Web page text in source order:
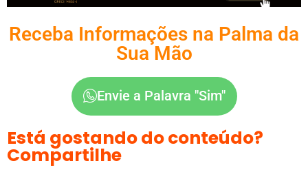
Receba Informações na Palma da
Sua Mão
Envie a Palavra "Sim"
Está gostando do conteúdo?
Compartilhe